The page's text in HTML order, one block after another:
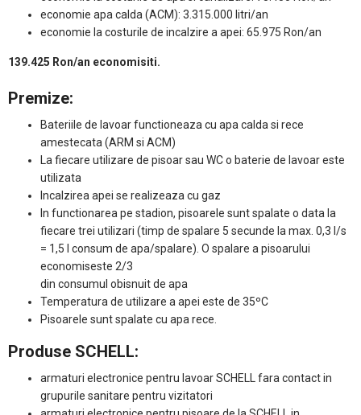
economie apa calda (ACM): 3.315.000 litri/an
economie la costurile de incalzire a apei: 65.975 Ron/an
139.425 Ron/an economisiti.
Premize:
Bateriile de lavoar functioneaza cu apa calda si rece
amestecata (ARM si ACM)
La fiecare utilizare de pisoar sau WC o baterie de lavoar este
utilizata
Incalzirea apei se realizeaza cu gaz
In functionarea pe stadion, pisoarele sunt spalate o data la
fiecare trei utilizari (timp de spalare 5 secunde la max. 0,3 l/s
= 1,5 l consum de apa/spalare). O spalare a pisoarului
economiseste 2/3
din consumul obisnuit de apa
Temperatura de utilizare a apei este de 35ºC
Pisoarele sunt spalate cu apa rece.
Produse SCHELL:
armaturi electronice pentru lavoar SCHELL fara contact in
grupurile sanitare pentru vizitatori